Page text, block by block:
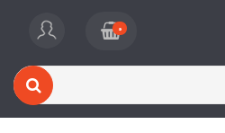
0